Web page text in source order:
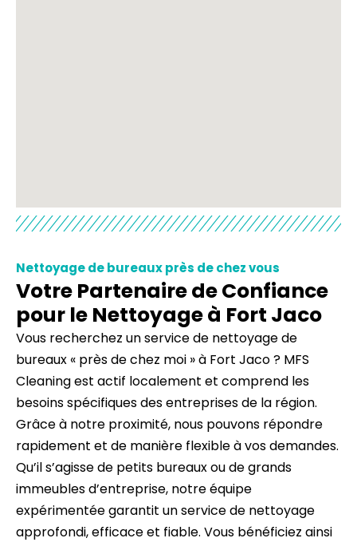
Nettoyage de bureaux près de chez vous
Votre Partenaire de Confiance
pour le Nettoyage à Fort Jaco
Vous recherchez un service de nettoyage de
bureaux « près de chez moi » à Fort Jaco ? MFS
Cleaning est actif localement et comprend les
besoins spécifiques des entreprises de la région.
Grâce à notre proximité, nous pouvons répondre
rapidement et de manière flexible à vos demandes.
Qu’il s’agisse de petits bureaux ou de grands
immeubles d’entreprise, notre équipe
expérimentée garantit un service de nettoyage
approfondi, efficace et fiable. Vous bénéficiez ainsi